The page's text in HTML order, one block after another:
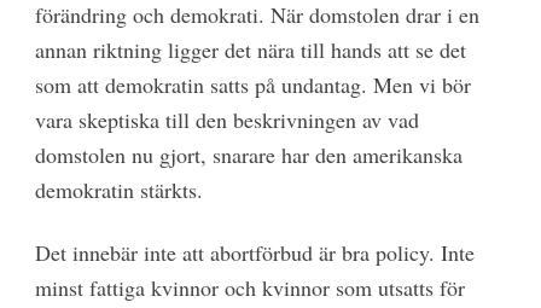
förändring och demokrati. När domstolen drar i en
annan riktning ligger det nära till hands att se det
som att demokratin satts på undantag. Men vi bör
vara skeptiska till den beskrivningen av vad
domstolen nu gjort, snarare har den amerikanska
demokratin stärkts.
Det innebär inte att abortförbud är bra policy. Inte
minst fattiga kvinnor och kvinnor som utsatts för